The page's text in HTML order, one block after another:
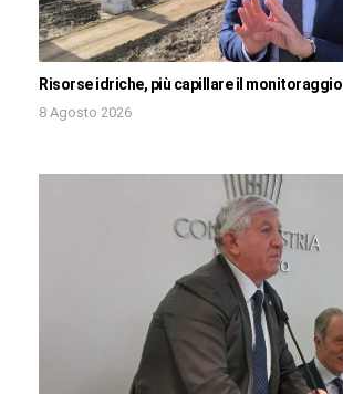
Risorse idriche, più capillare il monitoraggio
8 Agosto 2026